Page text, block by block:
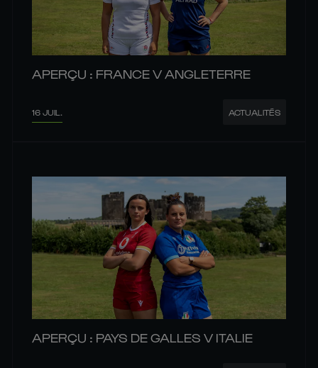
APERÇU : FRANCE V ANGLETERRE
16 JUIL. ACTUALITÉS
APERÇU : PAYS DE GALLES V ITALIE